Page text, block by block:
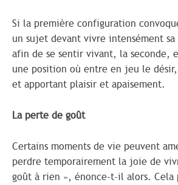
Si la première configuration
un sujet devant vivre intensément sa
afin de se sentir vivant, la seconde,
une position où entre en jeu le
et apportant plaisir et apaisement.
La perte de goût
Certains moments de vie peuvent
perdre temporairement la joie de
goût à rien », énonce-t-il alors. Cela